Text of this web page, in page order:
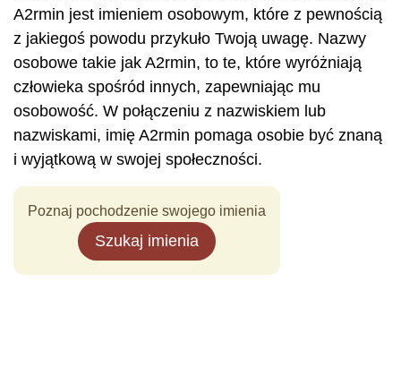
A2rmin jest imieniem osobowym, które z pewnością
z jakiegoś powodu przykuło Twoją uwagę. Nazwy
osobowe takie jak A2rmin, to te, które wyróżniają
człowieka spośród innych, zapewniając mu
osobowość. W połączeniu z nazwiskiem lub
nazwiskami, imię A2rmin pomaga osobie być znaną
i wyjątkową w swojej społeczności.
Poznaj pochodzenie swojego imienia
Szukaj imienia